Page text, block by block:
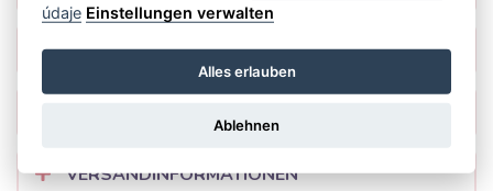
WIE SOLL MAN EINKAUFEN?
VERSANDINFORMATIONEN
údaje Einstellungen verwalten
Alles erlauben
Ablehnen